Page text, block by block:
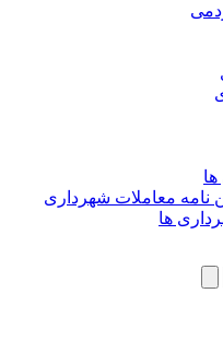
نامه معاملات شهرداری
ها